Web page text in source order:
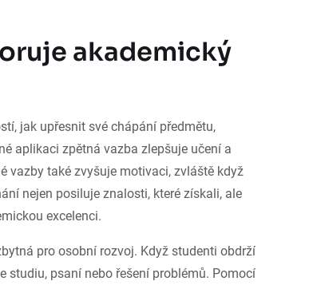
akademický
jak upřesnit své chápání předmětu,
aplikaci zpětná vazba zlepšuje učení a
vazby také zvyšuje motivaci, zvláště když
nejen posiluje znalosti, které získali, ale
excelenci.
pro osobní rozvoj. Když studenti obdrží
psaní nebo řešení problémů. Pomocí